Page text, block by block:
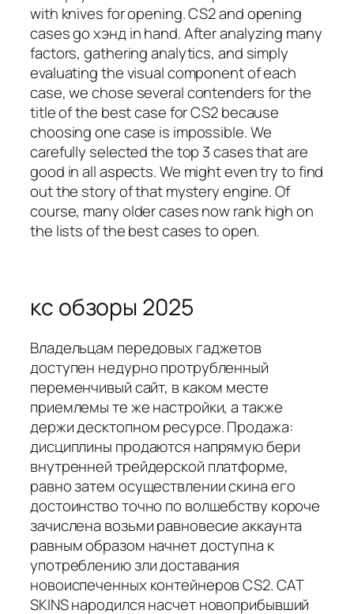
with knives for opening. CS2 and opening
cases go хэнд in hand. After analyzing many
factors, gathering analytics, and simply
evaluating the visual component of each
case, we chose several contenders for the
title of the best case for CS2 because
choosing one case is impossible. We
carefully selected the top 3 cases that are
good in all aspects. We might even try to find
out the story of that mystery engine. Of
course, many older cases now rank high on
the lists of the best cases to open.
кс обзоры 2025
Владельцам передовых гаджетов
доступен недурно протрубленный
переменчивый сайт, в каком месте
приемлемы те же настройки, а также
держи десктопном ресурсе. Продажа:
дисциплины продаются напрямую бери
внутренней трейдерской платформе,
равно затем осуществлении скина его
достоинство точно по волшебству короче
зачислена возьми равновесие аккаунта
равным образом начнет доступна к
употреблению зли доставания
новоиспеченных контейнеров CS2. CAT
SKINS народился насчет новоприбывший